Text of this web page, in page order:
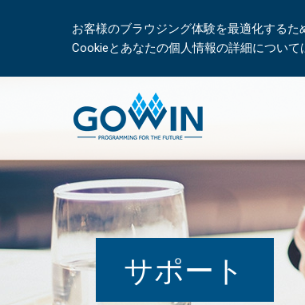
お客様のブラウジング体験を最適化する
Cookieとあなたの個人情報の詳細について
サポート